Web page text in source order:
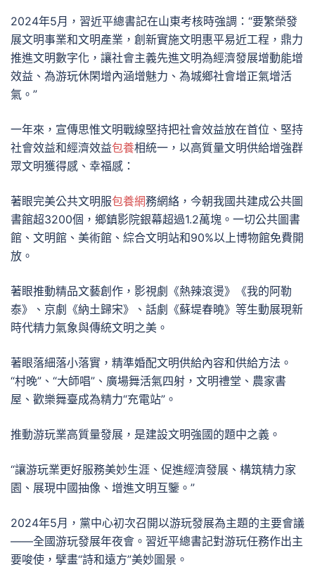
2024年5月，習近平總書記在山東考核時強調：“要繁榮發
展文明事業和文明產業，創新實施文明惠平易近工程，鼎力
推進文明數字化，讓社會主義先進文明為經濟發展增動能增
效益、為游玩休閑增內涵增魅力、為城鄉社會增正氣增活
氣。”
一年來，宣傳思惟文明戰線堅持把社會效益放在首位、堅持
社會效益和經濟效益包養相統一，以高質量文明供給增強群
眾文明獲得感、幸福感：
著眼完美公共文明服包養網務網絡，今朝我國共建成公共圖
書館超3200個，鄉鎮影院銀幕超過1.2萬塊。一切公共圖書
館、文明館、美術館、綜合文明站和90%以上博物館免費開
放。
著眼推動精品文藝創作，影視劇《熱辣滾燙》《我的阿勒
泰》、京劇《納土歸宋》、話劇《蘇堤春曉》等生動展現新
時代精力氣象與傳統文明之美。
著眼落細落小落實，精準婚配文明供給內容和供給方法。
“村晚”、“大師唱”、廣場舞活氣四射，文明禮堂、農家書
屋、歡樂舞臺成為精力“充電站”。
推動游玩業高質量發展，是建設文明強國的題中之義。
“讓游玩業更好服務美妙生涯、促進經濟發展、構筑精力家
園、展現中國抽像、增進文明互鑒。”
2024年5月，黨中心初次召開以游玩發展為主題的主要會議
——全國游玩發展年夜會。習近平總書記對游玩任務作出主
要唆使，擘畫“詩和遠方”美妙圖景。